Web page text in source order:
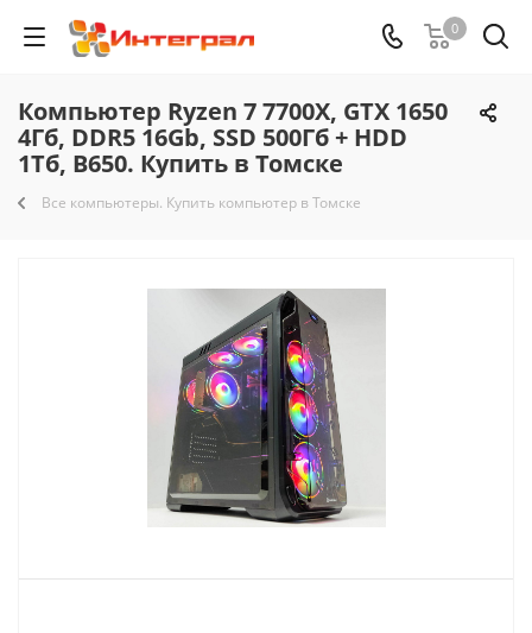
0
Компьютер Ryzen 7 7700X, GTX 1650
4Гб, DDR5 16Gb, SSD 500Гб + HDD
1Тб, B650. Купить в Томске
Все компьютеры. Купить компьютер в Томске